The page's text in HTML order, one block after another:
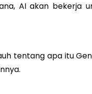
AI akan bekerja
tentang apa itu